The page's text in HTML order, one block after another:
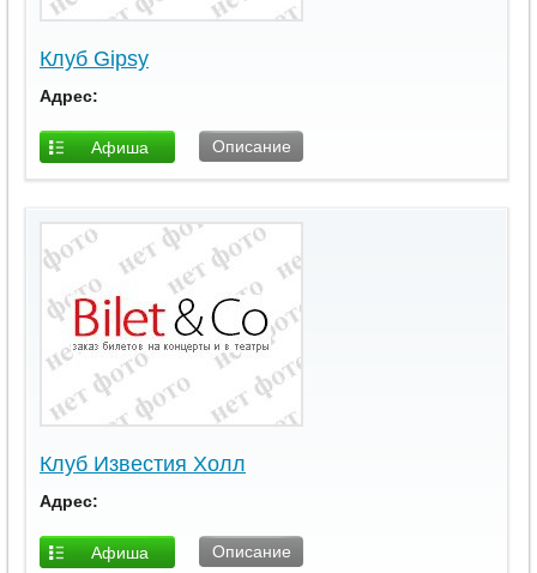
Клуб Gipsy
Адрес:
Афиша
площадки
Описание
Клуб Известия Холл
Адрес:
Афиша
Описание